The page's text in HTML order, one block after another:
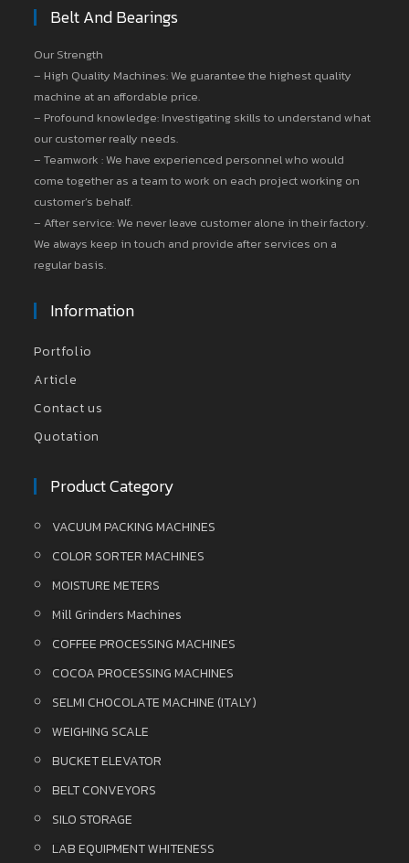
Belt And Bearings
Our Strength
– High Quality Machines: We guarantee the highest quality
machine at an affordable price.
– Profound knowledge: Investigating skills to understand what
our customer really needs.
– Teamwork : We have experienced personnel who would
come together as a team to work on each project working on
customer’s behalf.
– After service: We never leave customer alone in their factory.
We always keep in touch and provide after services on a
regular basis.
Information
Portfolio
Article
Contact us
Quotation
Product Category
VACUUM PACKING MACHINES
COLOR SORTER MACHINES
MOISTURE METERS
Mill Grinders Machines
COFFEE PROCESSING MACHINES
COCOA PROCESSING MACHINES
SELMI CHOCOLATE MACHINE (ITALY)
WEIGHING SCALE
BUCKET ELEVATOR
BELT CONVEYORS
SILO STORAGE
LAB EQUIPMENT WHITENESS